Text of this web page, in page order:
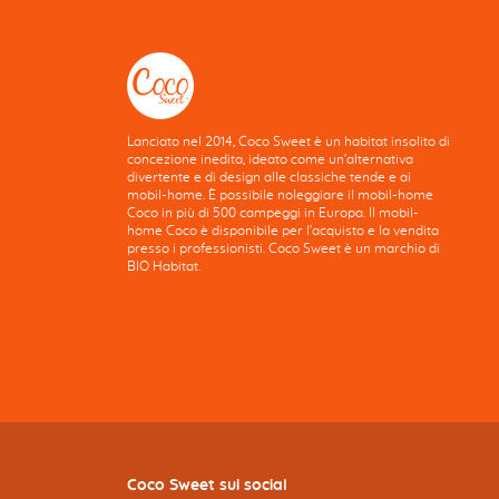
Lanciato nel 2014, Coco Sweet è un habitat insolito di
concezione inedita, ideato come un'alternativa
divertente e di design alle classiche tende e ai
mobil-home. È possibile noleggiare il mobil-home
Coco in più di 500 campeggi in Europa. Il mobil-
home Coco è disponibile per l'acquisto e la vendita
presso i professionisti. Coco Sweet è un marchio di
BIO Habitat.
Coco Sweet sui social